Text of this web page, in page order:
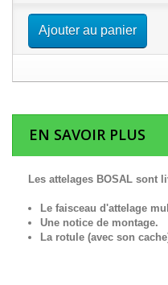
Ajouter au panier
EN SAVOIR PLUS
Les attelages BOSAL sont
Le faisceau d'attelage
Une notice de montage.
La rotule (avec son